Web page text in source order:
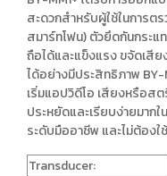
สะดวกสำหรับผู้ใช้ในการต
สมาร์ทโฟน) ตัวยึดกันกระแ
ถือได้และแข็งแรง ขจัดเสี
ได้อย่างมีประสิทธิภาพ BY-
เริ่มแอปวิดีโอ เสียงหรือส
ประหยัดและเรียบง่ายมาก
ระดับมืออาชีพ และไม่ต้อง
Transducer: